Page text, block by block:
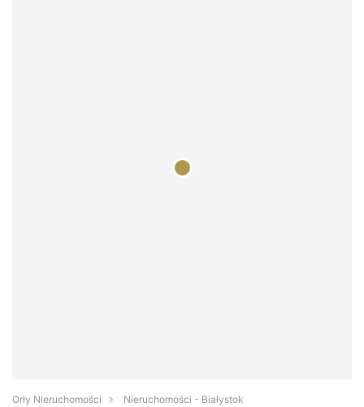
Orły Nieruchomości
Nieruchomości - Białystok